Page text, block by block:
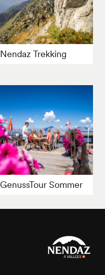
Nendaz Trekking
GenussTour Sommer